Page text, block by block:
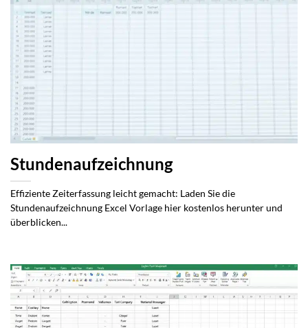
Stundenaufzeichnung
Effiziente Zeiterfassung leicht gemacht: Laden Sie die
Stundenaufzeichnung Excel Vorlage hier kostenlos herunter und
überblicken...